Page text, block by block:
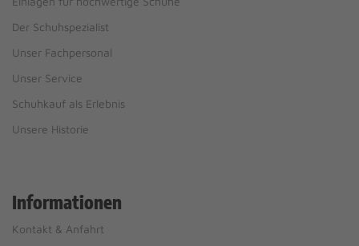
Der Schuhspezialist
Unser Fachpersonal
Unser Service
Schuhkauf als Erlebnis
Unsere Historie
Informationen
Kontakt & Anfahrt